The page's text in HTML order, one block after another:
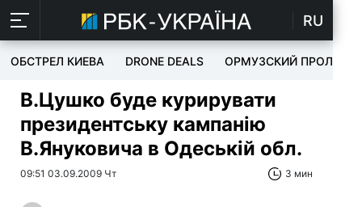
RU
ОБСТРЕЛ КИЕВА DRONE DEALS ОРМУЗСКИЙ ПРОЛИВ
В.Цушко буде курирувати
президентську кампанію
В.Януковича в Одеській обл.
09:51 03.09.2009 Чт 3 мин